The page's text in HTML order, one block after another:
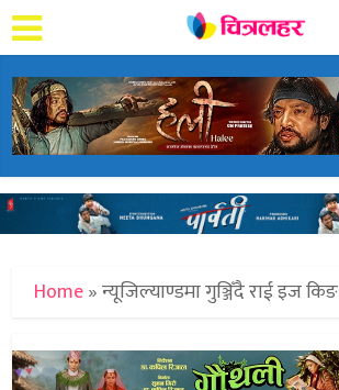
Home»न्यूजिल्याण्डमा गुञ्जिँदै राई इज किङ